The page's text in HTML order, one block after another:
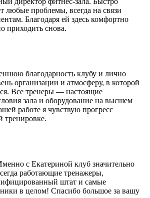
любые проблемы, всегда на связи
Благодаря ей здесь комфортно
приходить снова.
благодарность клубу и лично
организации и атмосферу, в которой
Все тренеры — настоящие
зала и оборудование на высшем
работе я чувствую прогресс
тренировке.
с Екатериной клуб значительно
работающие тренажеры,
штат и самые
в целом! Спасибо большое за вашу